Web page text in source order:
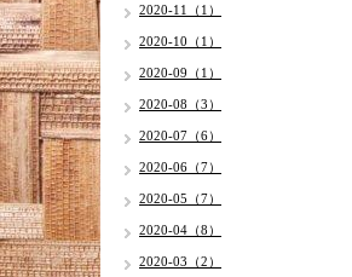
2020-11（1）
2020-10（1）
2020-09（1）
2020-08（3）
2020-07（6）
2020-06（7）
2020-05（7）
2020-04（8）
2020-03（2）